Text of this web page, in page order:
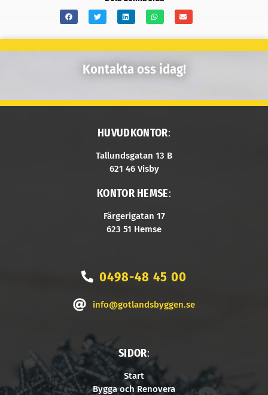
Kontakta oss idag!
HUVUDKONTOR:
Tallundsgatan 13 B
621 46 Visby
KONTOR HEMSE:
Färgerigatan 17
623 51 Hemse
0498-48 45 00
info@gotlandsbyggen.se
SIDOR:
Start
Bygga och Renovera